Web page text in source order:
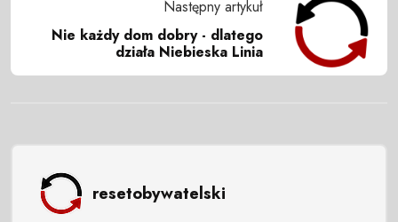
Następny artykuł
Nie każdy dom dobry - dlatego
działa Niebieska Linia
resetobywatelski